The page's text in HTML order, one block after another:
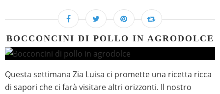
BOCCONCINI DI POLLO IN AGRODOLCE
Questa settimana Zia Luisa ci promette una ricetta ricca
di sapori che ci farà visitare altri orizzonti. Il nostro